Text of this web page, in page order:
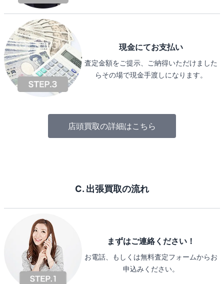
現金にてお支払い
査定金額をご提示、ご納得いただけました
らその場で現金手渡しになります。
店頭買取の詳細はこちら
C. 出張買取の流れ
まずはご連絡ください！
お電話、もしくは無料査定フォームからお
申込みください。